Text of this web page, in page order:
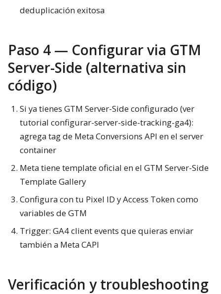
deduplicación exitosa
Paso 4 — Configurar via GTM
Server-Side (alternativa sin
código)
Si ya tienes GTM Server-Side configurado (ver
tutorial configurar-server-side-tracking-ga4):
agrega tag de Meta Conversions API en el server
container
Meta tiene template oficial en el GTM Server-Side
Template Gallery
Configura con tu Pixel ID y Access Token como
variables de GTM
Trigger: GA4 client events que quieras enviar
también a Meta CAPI
Verificación y troubleshooting